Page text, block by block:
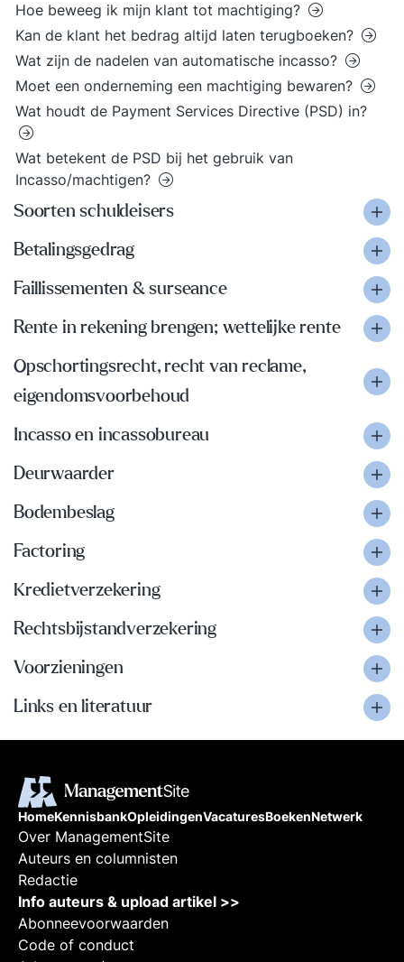
Hoe beweeg ik mijn klant tot machtiging?
Kan de klant het bedrag altijd laten terugboeken?
Wat zijn de nadelen van automatische incasso?
Moet een onderneming een machtiging bewaren?
Wat houdt de Payment Services Directive (PSD) in?
Wat betekent de PSD bij het gebruik van
Incasso/machtigen?
Soorten schuldeisers
Betalingsgedrag
Faillissementen & surseance
Rente in rekening brengen; wettelijke rente
Opschortingsrecht, recht van reclame,
eigendomsvoorbehoud
Incasso en incassobureau
Deurwaarder
Bodembeslag
Factoring
Kredietverzekering
Rechtsbijstandverzekering
Voorzieningen
Links en literatuur
HomeKennisbankOpleidingenVacaturesBoekenNetwerk
Over ManagementSite
Auteurs en columnisten
Redactie
Info auteurs & upload artikel >>
Abonneevoorwaarden
Code of conduct